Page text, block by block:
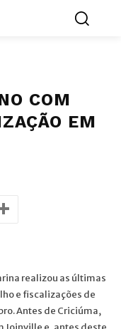
COM
EM
realizou as últimas
e fiscalizações de
Antes de Criciúma,